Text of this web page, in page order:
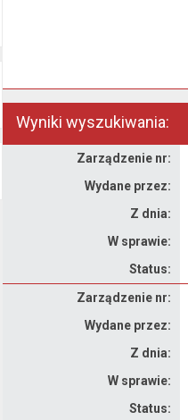
Wyniki wyszukiwania:
Zarządzenie nr:
Wydane przez:
Z dnia:
W sprawie:
Status:
Zarządzenie nr:
Wydane przez:
Z dnia:
W sprawie:
Status: